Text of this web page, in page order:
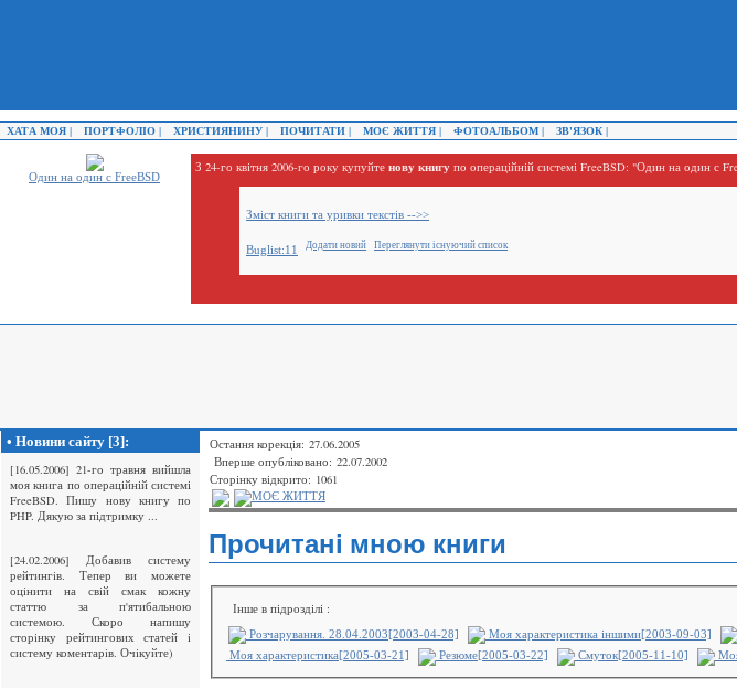
ХАТА МОЯ | ПОРТФОЛІО | ХРИСТИЯНИНУ | ПОЧИТАТИ | МОЄ ЖИТТЯ | ФОТОАЛЬБОМ | ЗВ'ЯЗОК |
Один на один с FreeBSD
З 24-го квітня 2006-го року купуйте нову книгу по операційній системі FreeBSD: "Один на один с
Зміст книги та уривки текстів -->>
Buglist:11 Додати новий Переглянути існуючий список
• Новини сайту [3]:
[16.05.2006] 21-го травня вийшла
моя книга по операційній системі
FreeBSD. Пишу нову книгу по
PHP. Дякую за підтримку ...
[24.02.2006] Добавив систему
рейтингiв. Тепер ви можете
оцiнити на свiй смак кожну
статтю за п'ятибальною
системою. Скоро напишу
сторiнку рейтингових статей i
систему коментарiв. Очiкуйте)
Остання корекція: 27.06.2005
Вперше опубліковано: 22.07.2002
Сторінку відкрито: 1061
МОЄ ЖИТТЯ
Прочитані мною книги
Інше в підрозділі :
Розчарування. 28.04.2003[2003-04-28] Моя характеристика іншими[2003-09-03]
Моя характеристика[2005-03-21]
Резюме[2005-03-22] Смуток[2005-11-10]